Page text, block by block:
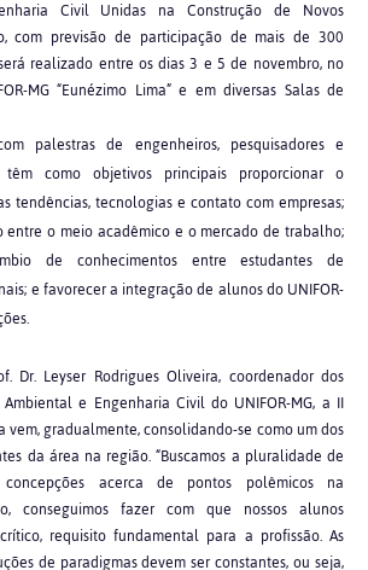
Civil Unidas na Construção de Novos
com previsão de participação de mais de 300
realizado entre os dias 3 e 5 de novembro, no
MG “Eunézimo Lima” e em diversas Salas de
palestras de engenheiros, pesquisadores e
têm como objetivos principais proporcionar o
tendências, tecnologias e contato com empresas;
entre o meio acadêmico e o mercado de trabalho;
de conhecimentos entre estudantes de
e favorecer a integração de alunos do UNIFOR-
Dr. Leyser Rodrigues Oliveira, coordenador dos
e Engenharia Civil do UNIFOR-MG, a II
vem, gradualmente, consolidando-se como um dos
da área na região. “Buscamos a pluralidade de
acerca de pontos polêmicos na
conseguimos fazer com que nossos alunos
requisito fundamental para a profissão. As
de paradigmas devem ser constantes, ou seja,